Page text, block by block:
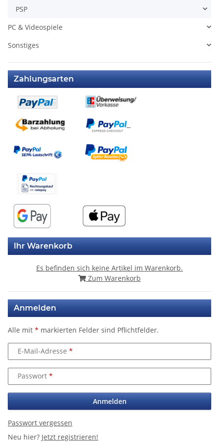
PSP
PC & Videospiele
Sonstiges
Zahlungsarten
Ihr Warenkorb
Es befinden sich keine Artikel im Warenkorb.
Zum Warenkorb
Anmelden
Alle mit * markierten Felder sind Pflichtfelder.
E-Mail-Adresse
Passwort
Anmelden
Passwort vergessen
Neu hier? Jetzt registrieren!